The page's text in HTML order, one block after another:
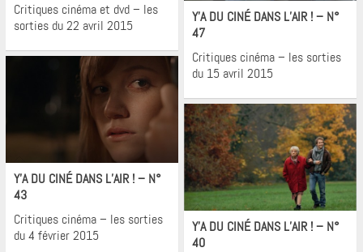
Critiques cinéma et dvd – les
sorties du 22 avril 2015
Y’A DU CINÉ DANS L’AIR ! – N°
47
Critiques cinéma – les sorties
du 15 avril 2015
Y’A DU CINÉ DANS L’AIR ! – N°
43
Critiques cinéma – les sorties
du 4 février 2015
Cinéma
Y’A DU CINÉ DANS L’AIR ! – N°
40